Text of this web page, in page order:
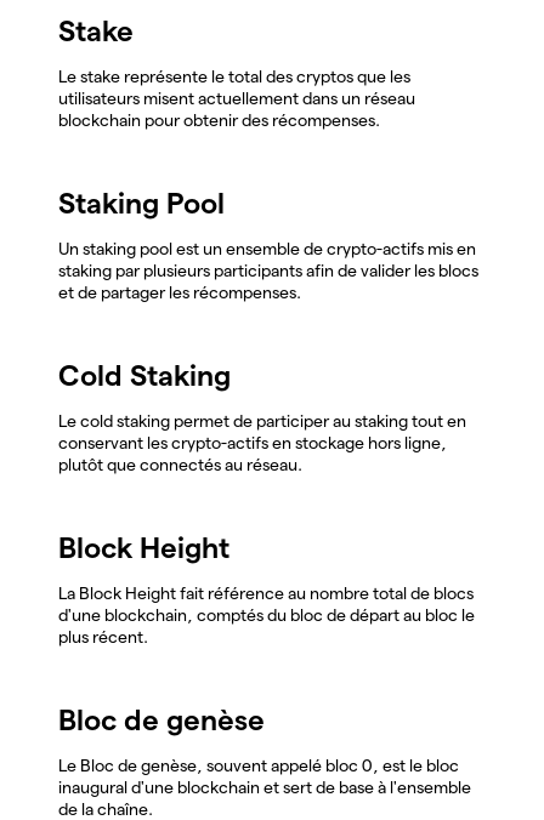
Stake
Le stake représente le total des cryptos que les
utilisateurs misent actuellement dans un réseau
blockchain pour obtenir des récompenses.
Staking Pool
Un staking pool est un ensemble de crypto-actifs mis en
staking par plusieurs participants afin de valider les blocs
et de partager les récompenses.
Cold Staking
Le cold staking permet de participer au staking tout en
conservant les crypto-actifs en stockage hors ligne,
plutôt que connectés au réseau.
Block Height
La Block Height fait référence au nombre total de blocs
d'une blockchain, comptés du bloc de départ au bloc le
plus récent.
Bloc de genèse
Le Bloc de genèse, souvent appelé bloc 0, est le bloc
inaugural d'une blockchain et sert de base à l'ensemble
de la chaîne.